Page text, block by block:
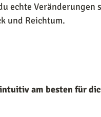
echte Veränderungen
und Reichtum.
am besten für